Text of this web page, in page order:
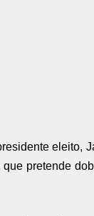
eleito,
que pretende